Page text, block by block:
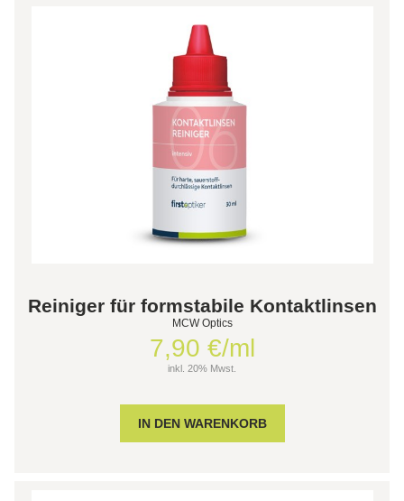
Reiniger für formstabile Kontaktlinsen
MCW Optics
7,90 €/ml
inkl. 20% Mwst.